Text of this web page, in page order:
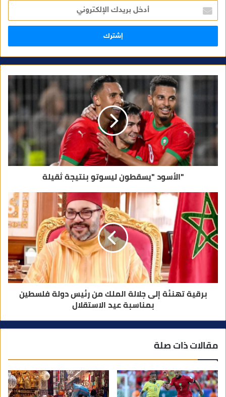
خ
ل
ر
ا
ر
و
ي
"الأسود "يسقطون ليسوتو بنتيجة ثقيلة
برقية تهنئة إلى جلالة الملك من رئيس دولة فلسطين
بمناسبة عيد الاستقلال
مقالات ذات صلة